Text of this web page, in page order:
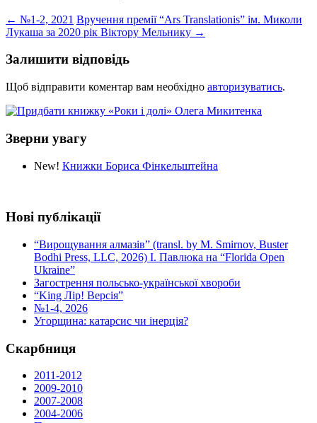
← №1-2, 2021 Вручення премії “Ars Translationis” ім. Миколи
Лукаша за 2020 рік Віктору Мельнику →
Залишити відповідь
Щоб відправити коментар вам необхідно авторизуватись.
Зверни увагу
New! Книжки Бориса Фінкельштейна
Нові публікації
“Вирощування алмазів” (transl. by M. Smirnov, Buster
Bodhi Press, LLC, 2026) І. Павлюка на “Florida Open
Ukraine”
Загострення польсько-української хвороби
“King Лір! Версія”
№1-4, 2026
Угорщина: катарсис чи інерція?
Скарбниця
2011-2012
2009-2010
2007-2008
2004-2006